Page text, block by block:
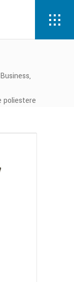
Business,
poliestere